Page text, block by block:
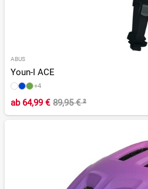
ABUS
Youn-I ACE
+4
ab64,99 € 89,95 €²